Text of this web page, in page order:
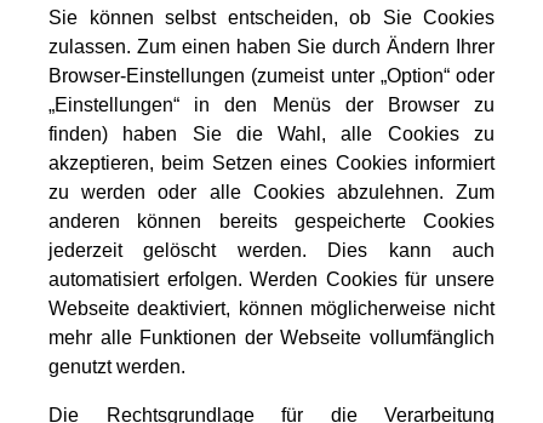
Sie können selbst entscheiden, ob Sie Cookies
zulassen. Zum einen haben Sie durch Ändern Ihrer
Browser-Einstellungen (zumeist unter „Option“ oder
„Einstellungen“ in den Menüs der Browser zu
finden) haben Sie die Wahl, alle Cookies zu
akzeptieren, beim Setzen eines Cookies informiert
zu werden oder alle Cookies abzulehnen. Zum
anderen können bereits gespeicherte Cookies
jederzeit gelöscht werden. Dies kann auch
automatisiert erfolgen. Werden Cookies für unsere
Webseite deaktiviert, können möglicherweise nicht
mehr alle Funktionen der Webseite vollumfänglich
genutzt werden.
Die Rechtsgrundlage für die Verarbeitung